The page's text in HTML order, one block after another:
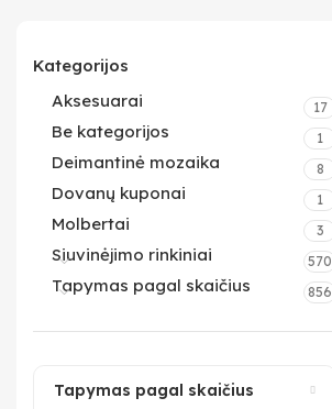
Kategorijos
Aksesuarai
17
Be kategorijos 1
Deimantinė mozaika 8
Dovanų kuponai 1
Molbertai 3
Siuvinėjimo rinkiniai 570
Tapymas pagal skaičius 856
Tapymas pagal skaičius